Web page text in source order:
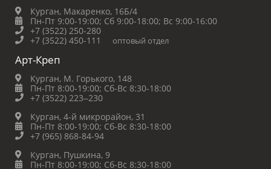
Курган, Макаренко, 16Б/4
Пн-Пт 9:00-19:00; Сб 9:00-18:00; Вс 9:00-16:00
+7 (3522) 250-280
+7 (3522) 450-111
оптовый отдел
Арт-Креп
Курган, М. Горького, 148
Пн-Пт 8:00-19:00; Сб-Вс 8:30-18:00
+7 (3522) 223‒230
Курган, 4-й микрорайон, 31
Пн-Пт 8:00-19:00; Сб-Вс 8:30-18:00
+7 (965) 868-84-94
Курган, Пушкина, 9
Пн-Пт 8:00-19:00; Сб-Вс 8:30-18:00